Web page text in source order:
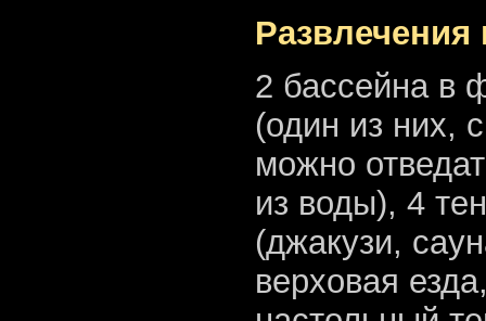
Развлечения
2 бассейна в
(один из них,
можно
из воды), 4
(джакузи,
верховая